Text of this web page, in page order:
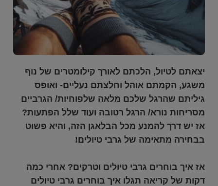
יצאתם לטיול, הלכתם לאורך קילומטרים של נוף
משגע, הקמתם אוהל וחלצתם נעליים- ואופס
גיליתם שהרגל שלכם מלאה שלפוחיות/ הגרביים
מסריחות נורא/ הרגל רטובה ועוד שלל הפתעות?
אז יש דרך להמנע מכל הבלאגן הזה, והיא פשוט
בבחירה מתאימה של גרבי טיולים!
אז איך בוחרים גרבי טיולים וטרקים? אחרי כמה
דקות של קריאה תגלו איך בוחרים גרבי טיולים